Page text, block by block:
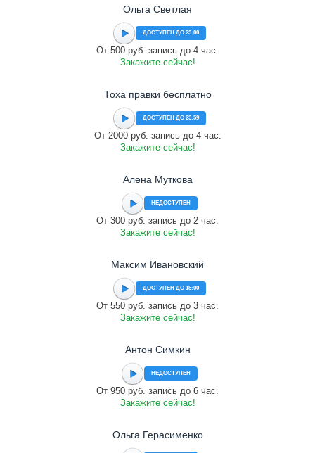
Ольга Светлая
ДОСТУПЕН ДО 23:00
От 500 руб. запись до 4 час.
Закажите сейчас!
Тоха правки бесплатно
ДОСТУПЕН ДО 23:59
От 2000 руб. запись до 4 час.
Закажите сейчас!
Алена Муткова
НЕДОСТУПЕН
От 300 руб. запись до 2 час.
Закажите сейчас!
Максим Ивановский
ДОСТУПЕН ДО 15:00
От 550 руб. запись до 3 час.
Закажите сейчас!
Антон Симкин
НЕДОСТУПЕН
От 950 руб. запись до 6 час.
Закажите сейчас!
Ольга Герасименко